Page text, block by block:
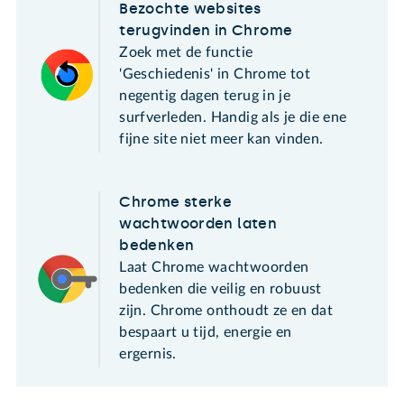
Bezochte websites
terugvinden in Chrome
Zoek met de functie
'Geschiedenis' in Chrome tot
negentig dagen terug in je
surfverleden. Handig als je die ene
fijne site niet meer kan vinden.
Chrome sterke
wachtwoorden laten
bedenken
Laat Chrome wachtwoorden
bedenken die veilig en robuust
zijn. Chrome onthoudt ze en dat
bespaart u tijd, energie en
ergernis.